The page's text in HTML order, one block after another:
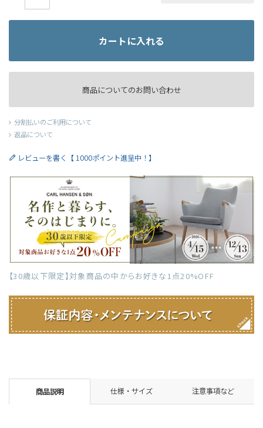
カートに入れる
商品についてのお問い合わせ
分割払いのご利用について
返品について
レビューを書く【 1000ポイント進呈中！】
【30歳以下限定】対象商品の中からお好きな1点20%OFF
商品説明 仕様・サイズ 注意事項など